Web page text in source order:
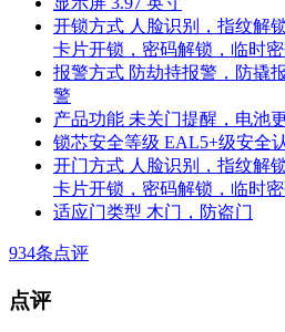
开锁方式 人脸识别，指纹解
卡片开锁，密码解锁，临时
报警方式 防劫持报警，防撬
警
产品功能 未关门提醒，电池
锁芯安全等级 EAL5+级安全
开门方式 人脸识别，指纹解
卡片开锁，密码解锁，临时
适应门类型 木门，防盗门
934条点评
点评